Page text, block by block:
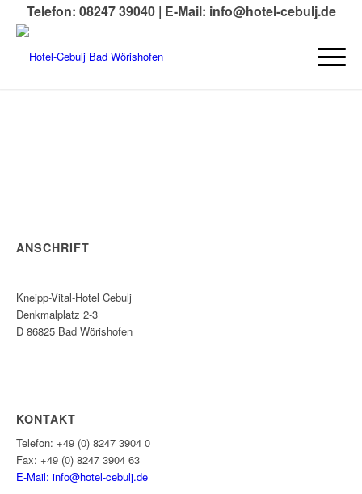
Telefon: 08247 39040 | E-Mail: info@hotel-cebulj.de
ANSCHRIFT
Kneipp-Vital-Hotel Cebulj
Denkmalplatz 2-3
D 86825 Bad Wörishofen
KONTAKT
Telefon: +49 (0) 8247 3904 0
Fax: +49 (0) 8247 3904 63
E-Mail: info@hotel-cebulj.de